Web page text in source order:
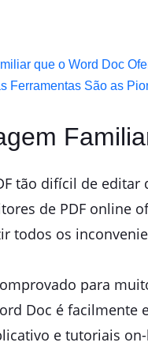
que o Word Doc
Ferramentas São as
tão difícil de
de PDF online
todos os
para
Doc é facilmente
e tutoriais